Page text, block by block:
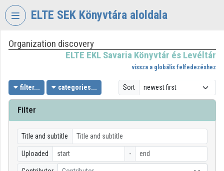
Skip header
ELTE SEK Könyvtára aloldala
VIDEOTORIUM
EKL
SAVARIA
KÖNYVTÁR
LEVÉLTÁR
Organization home
Log In
Organization discovery
ELTE EKL Savaria Könyvtár és Levéltár
vissza a globális felfedezéshez
filter... categories... Sort
Filter
Title and subtitle
Uploaded -